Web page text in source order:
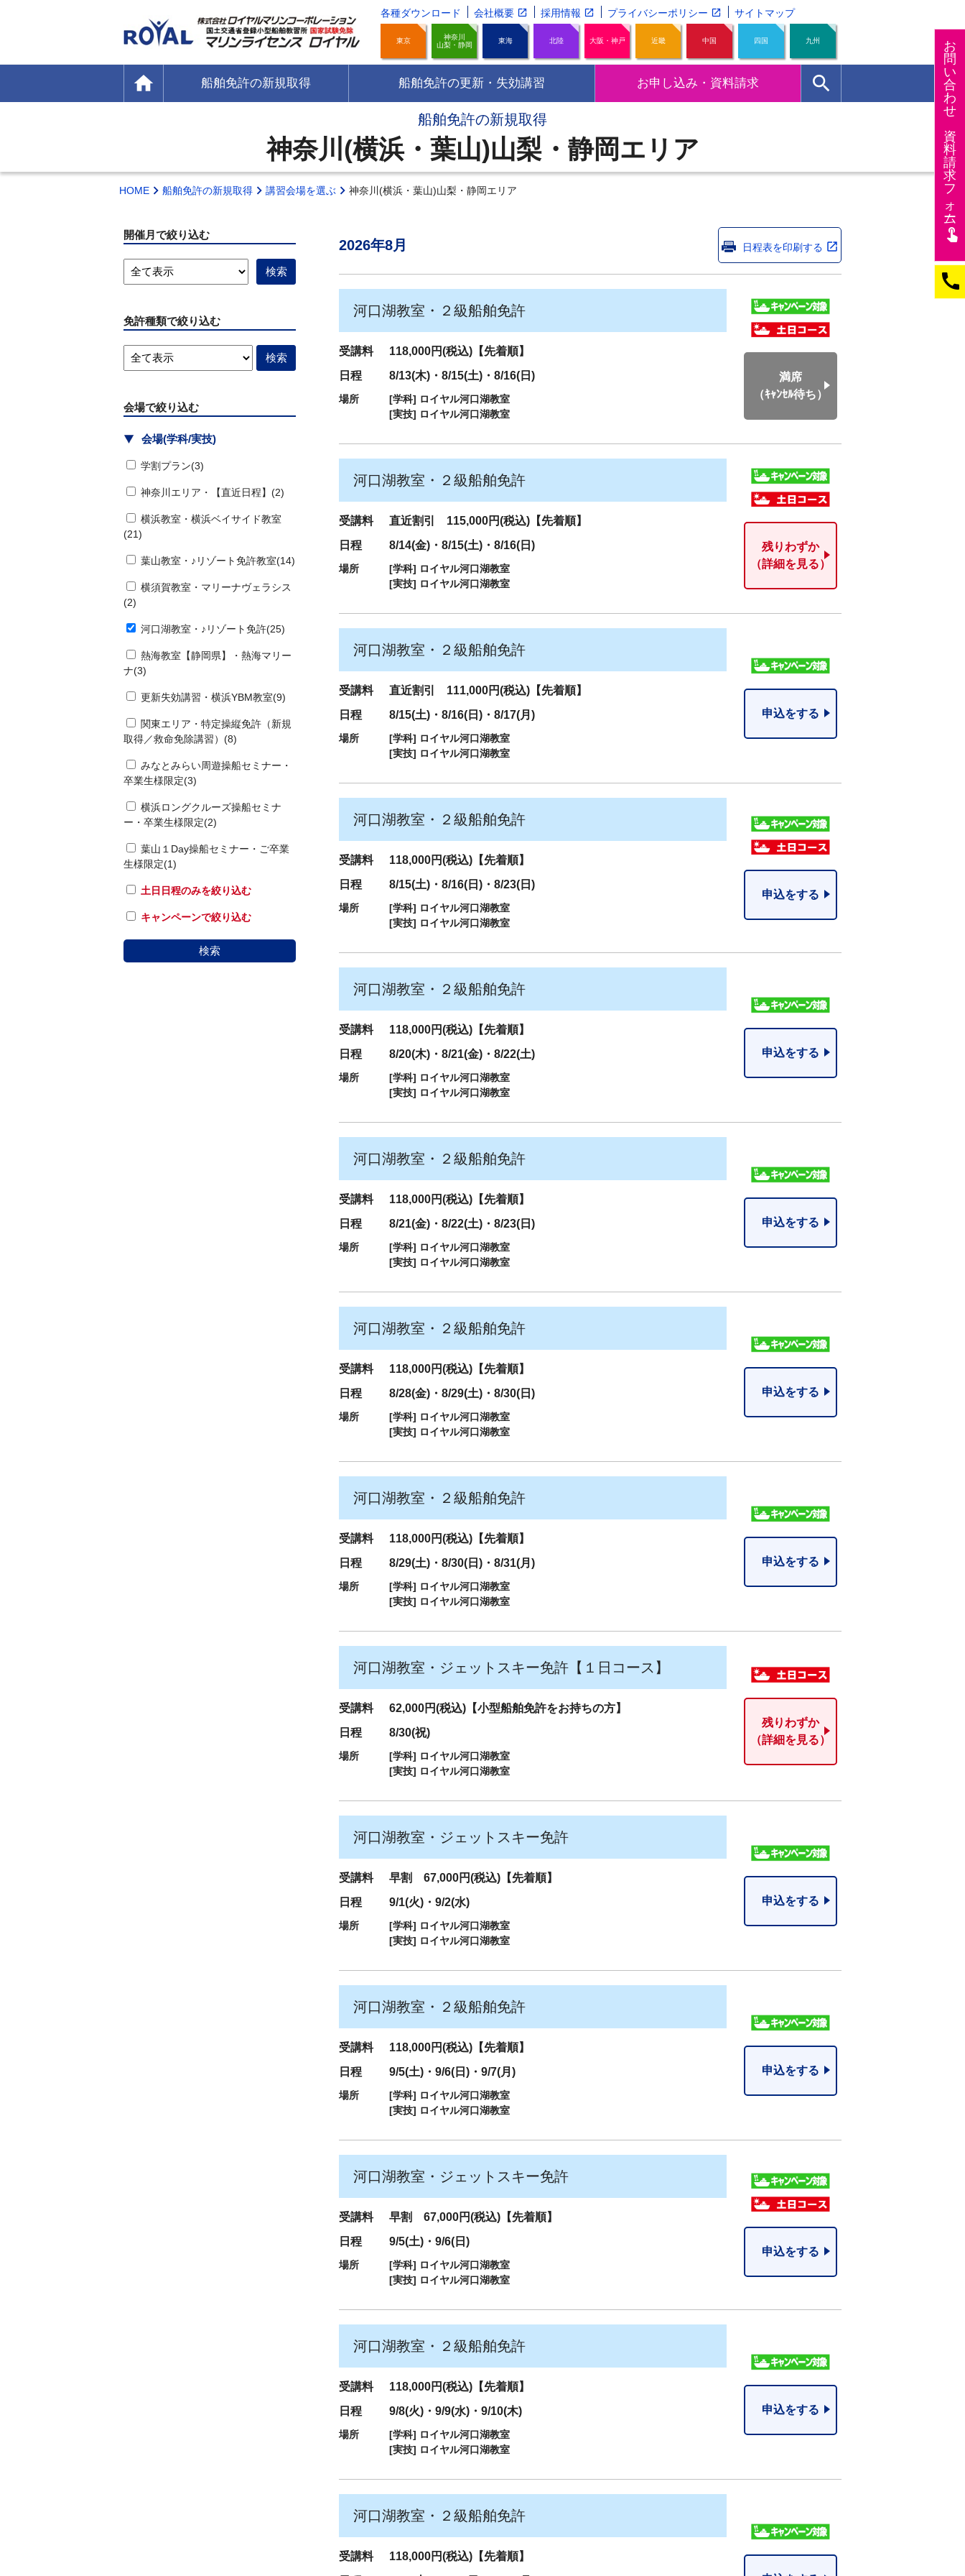
各種ダウンロード 会社概要 採用情報 プライバシーポリシー サイトマップ
東京
神奈川
山梨・静岡
東海 北陸 大阪・神戸 近畿 中国 四国 九州
home 船舶免許の新規取得 船舶免許の更新・失効講習 お申し込み・資料請求 search
お
問
い
合
わ
せ
資
料
請
求
フ
ォー
ム
touch_app
call
船舶免許の新規取得
神奈川(横浜・葉山)山梨・静岡エリア
HOME 船舶免許の新規取得 講習会場を選ぶ 神奈川(横浜・葉山)山梨・静岡エリア
開催月で絞り込む
免許種類で絞り込む
会場で絞り込む
会場(学科/実技)
学割プラン(3)
神奈川エリア・【直近日程】(2)
横浜教室・横浜ベイサイド教室
(21)
葉山教室・♪リゾート免許教室(14)
横須賀教室・マリーナヴェラシス
(2)
河口湖教室・♪リゾート免許(25)
熱海教室【静岡県】・熱海マリー
ナ(3)
更新失効講習・横浜YBM教室(9)
関東エリア・特定操縦免許（新規
取得／救命免除講習）(8)
みなとみらい周遊操船セミナー・
卒業生様限定(3)
横浜ロングクルーズ操船セミナ
ー・卒業生様限定(2)
葉山１Day操船セミナー・ご卒業
生様限定(1)
土日日程のみを絞り込む
キャンペーンで絞り込む
検索
2026年8月 日程表を印刷する
河口湖教室・２級船舶免許
受講料
118,000円(税込)【先着順】
日程
8/13(木)・8/15(土)・8/16(日)
場所 [学科] ロイヤル河口湖教室
[実技] ロイヤル河口湖教室
満席
（ｷｬﾝｾﾙ待ち）
河口湖教室・２級船舶免許
受講料
直近割引 115,000円(税込)【先着順】
日程
8/14(金)・8/15(土)・8/16(日)
場所 [学科] ロイヤル河口湖教室
[実技] ロイヤル河口湖教室
残りわずか
（詳細を見る）
河口湖教室・２級船舶免許
受講料
直近割引 111,000円(税込)【先着順】
日程
8/15(土)・8/16(日)・8/17(月)
場所 [学科] ロイヤル河口湖教室
[実技] ロイヤル河口湖教室
申込をする
河口湖教室・２級船舶免許
受講料
118,000円(税込)【先着順】
日程
8/15(土)・8/16(日)・8/23(日)
場所 [学科] ロイヤル河口湖教室
[実技] ロイヤル河口湖教室
申込をする
河口湖教室・２級船舶免許
受講料
118,000円(税込)【先着順】
日程
8/20(木)・8/21(金)・8/22(土)
場所 [学科] ロイヤル河口湖教室
[実技] ロイヤル河口湖教室
申込をする
河口湖教室・２級船舶免許
受講料
118,000円(税込)【先着順】
日程
8/21(金)・8/22(土)・8/23(日)
場所 [学科] ロイヤル河口湖教室
[実技] ロイヤル河口湖教室
申込をする
河口湖教室・２級船舶免許
受講料
118,000円(税込)【先着順】
日程
8/28(金)・8/29(土)・8/30(日)
場所 [学科] ロイヤル河口湖教室
[実技] ロイヤル河口湖教室
申込をする
河口湖教室・２級船舶免許
受講料
118,000円(税込)【先着順】
日程
8/29(土)・8/30(日)・8/31(月)
場所 [学科] ロイヤル河口湖教室
[実技] ロイヤル河口湖教室
申込をする
河口湖教室・ジェットスキー免許【１日コース】
受講料
62,000円(税込)【小型船舶免許をお持ちの方】
日程
8/30(祝)
場所 [学科] ロイヤル河口湖教室
[実技] ロイヤル河口湖教室
残りわずか
（詳細を見る）
河口湖教室・ジェットスキー免許
受講料
早割 67,000円(税込)【先着順】
日程
9/1(火)・9/2(水)
場所 [学科] ロイヤル河口湖教室
[実技] ロイヤル河口湖教室
申込をする
河口湖教室・２級船舶免許
受講料
118,000円(税込)【先着順】
日程
9/5(土)・9/6(日)・9/7(月)
場所 [学科] ロイヤル河口湖教室
[実技] ロイヤル河口湖教室
申込をする
河口湖教室・ジェットスキー免許
受講料
早割 67,000円(税込)【先着順】
日程
9/5(土)・9/6(日)
場所 [学科] ロイヤル河口湖教室
[実技] ロイヤル河口湖教室
申込をする
河口湖教室・２級船舶免許
受講料
118,000円(税込)【先着順】
日程
9/8(火)・9/9(水)・9/10(木)
場所 [学科] ロイヤル河口湖教室
[実技] ロイヤル河口湖教室
申込をする
河口湖教室・２級船舶免許
受講料
118,000円(税込)【先着順】